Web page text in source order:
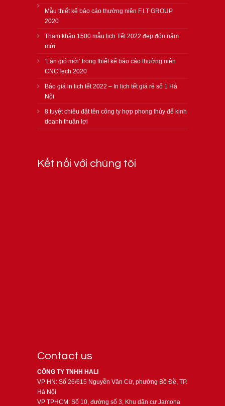
Mẫu thiết kế báo cáo thường niên F.I.T GROUP
2020
Tham khảo 1500 mẫu lịch Tết 2022 đẹp đón năm
mới
‘Làn gió mới’ trong thiết kế báo cáo thường niên
CNCTech 2020
Báo giá in lịch tết 2022 – In lịch tết giá rẻ số 1 Hà
Nội
8 tuyệt chiêu đặt tên công ty hợp phong thủy để kinh
doanh thuận lợi
Kết nối với chúng tôi
Contact us
CÔNG TY TNHH HALI
VP HN: Số 26/615 Nguyễn Văn Cừ, phường Bồ Đề, TP.
Hà Nội
VP TPHCM: Số 10, đường số 3, Khu dân cư Jamona